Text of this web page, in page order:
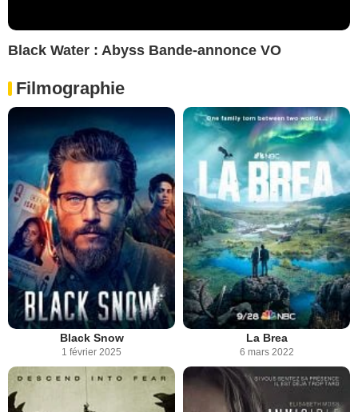
Black Water : Abyss Bande-annonce VO
Filmographie
Black Snow
1 février 2025
La Brea
6 mars 2022